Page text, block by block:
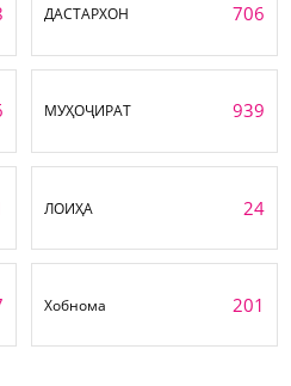
ДАСТАРХОН 706
МУҲОҶИРАТ 939
ЛОИҲА 24
Хобнома 201